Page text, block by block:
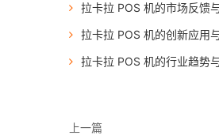
拉卡拉 POS 机的市场反馈
拉卡拉 POS 机的创新应用
拉卡拉 POS 机的行业趋势
上一篇